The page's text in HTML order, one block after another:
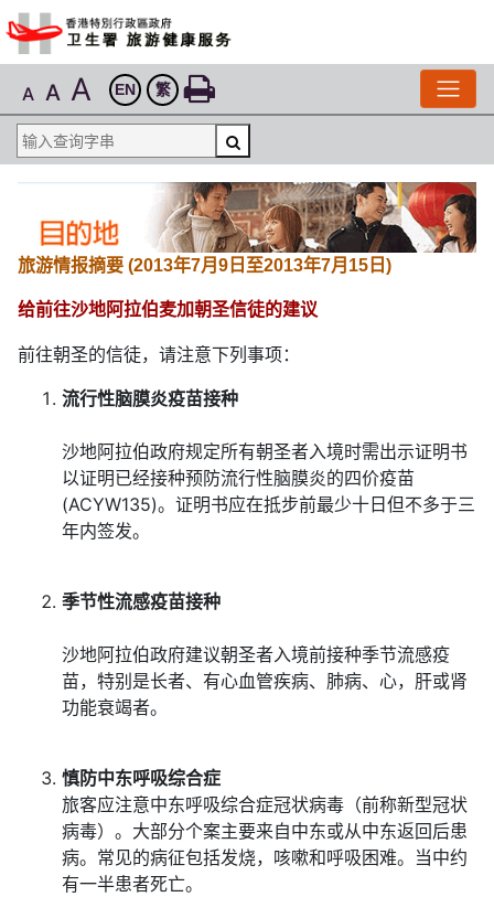
A A A EN 繁
旅游情报摘要 (2013年7月9日至2013年7月15日)
给前往沙地阿拉伯麦加朝圣信徒的建议
前往朝圣的信徒，请注意下列事项：
流行性脑膜炎疫苗接种
沙地阿拉伯政府规定所有朝圣者入境时需出示证明书
以证明已经接种预防流行性脑膜炎的四价疫苗
(ACYW135)。证明书应在抵步前最少十日但不多于三
年内签发。
季节性流感疫苗接种
沙地阿拉伯政府建议朝圣者入境前接种季节流感疫
苗，特别是长者、有心血管疾病、肺病、心，肝或肾
功能衰竭者。
慎防中东呼吸综合症
旅客应注意中东呼吸综合症冠状病毒（前称新型冠状
病毒）。大部分个案主要来自中东或从中东返回后患
病。常见的病征包括发烧，咳嗽和呼吸困难。当中约
有一半患者死亡。